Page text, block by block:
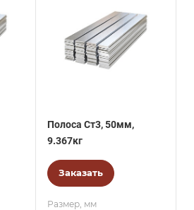
Полоса Ст3, 50мм,
9.367кг
Заказать
Размер, мм